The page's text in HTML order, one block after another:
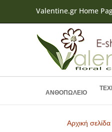
Valentine.gr Home
ΑΝΘΟΠΩΛΕΙΟ
Αρχική σελίδα